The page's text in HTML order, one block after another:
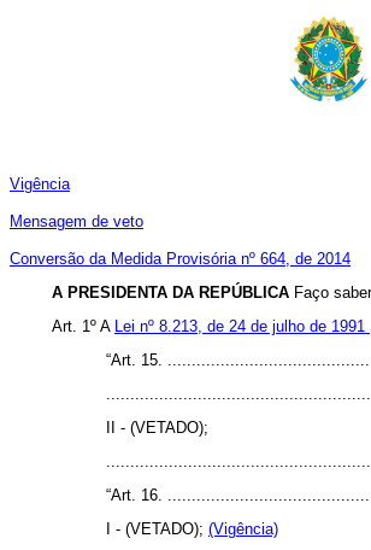
Vigência
Mensagem de veto
Conversão da Medida Provisória nº 664, de 2014
A PRESIDENTA DA REPÚBLICA Faço
Art. 1º A Lei nº 8.213, de 24 de julho de 1991
“Art. 15.
II - (VETADO);
“Art. 16.
I - (VETADO); (Vigência)